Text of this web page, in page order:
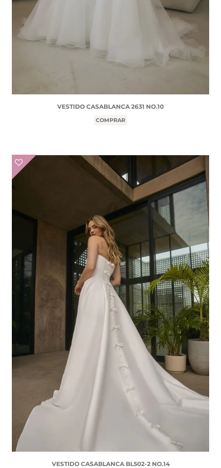
VESTIDO CASABLANCA 2631 NO.10
COMPRAR
VESTIDO CASABLANCA BL502-2 NO.14